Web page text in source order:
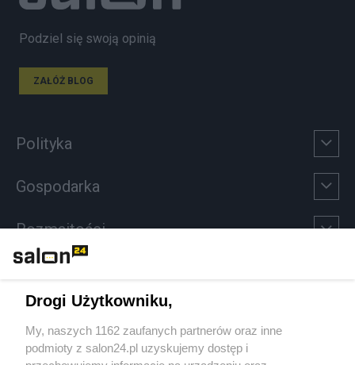
Podziel się swoją opinią
ZAŁÓŻ BLOG
Polityka
Gospodarka
Rozmaitości
Sport
Społeczeństwo
Drogi Użytkowniku,
My, naszych 1162 zaufanych partnerów oraz inne
podmioty z salon24.pl uzyskujemy dostęp i